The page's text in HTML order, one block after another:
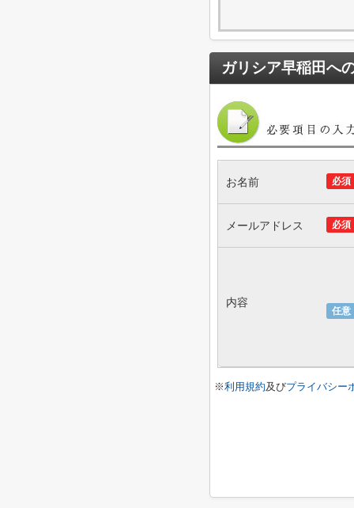
ガリシア早稲田へ
必須
お名前
必須
メールアドレス
任意
内容
※利用規約及びプライバシー